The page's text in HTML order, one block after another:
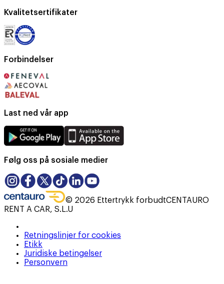
Kvalitetsertifikater
Forbindelser
Last ned vår app
Følg oss på sosiale medier
© 2026 Ettertrykk forbudtCENTAURO
RENT A CAR, S.L.U
Retningslinjer for cookies
Etikk
Juridiske betingelser
Personvern